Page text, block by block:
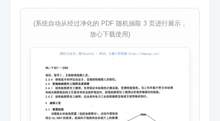
(系统自动从经过净化的 PDF 随机抽取 3 页进行展示，
放心下载使用)